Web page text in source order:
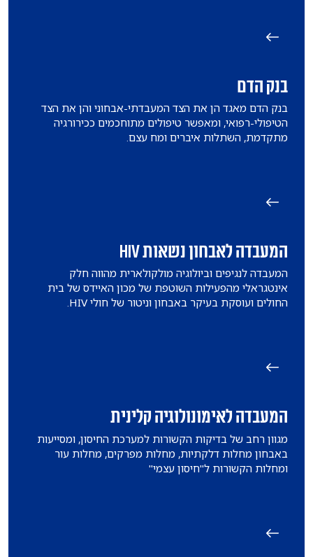
בנק הדם
בנק הדם מאגד הן את הצד המעבדתי-אבחוני והן את הצד
הטיפולי-רפואי, ומאפשר טיפולים מתוחכמים ככירורגיה
מתקדמת, השתלות איברים ומח עצם.
המעבדה לאבחון נשאות HIV
​המעבדה לנגיפים וביולוגיה מולקולארית מהווה חלק
אינטגראלי מהפעילות השוטפת של מכון האיידס של בית
החולים ועוסקת בעיקר באבחון וניטור של חולי HIV.
המעבדה לאימונולוגיה קלינית
מגוון רחב של בדיקות הקשורות למערכת החיסון, ומסייעות
באבחון מחלות דלקתיות, מחלות מפרקים, מחלות עור
ומחלות הקשורות ל"חיסון עצמי"